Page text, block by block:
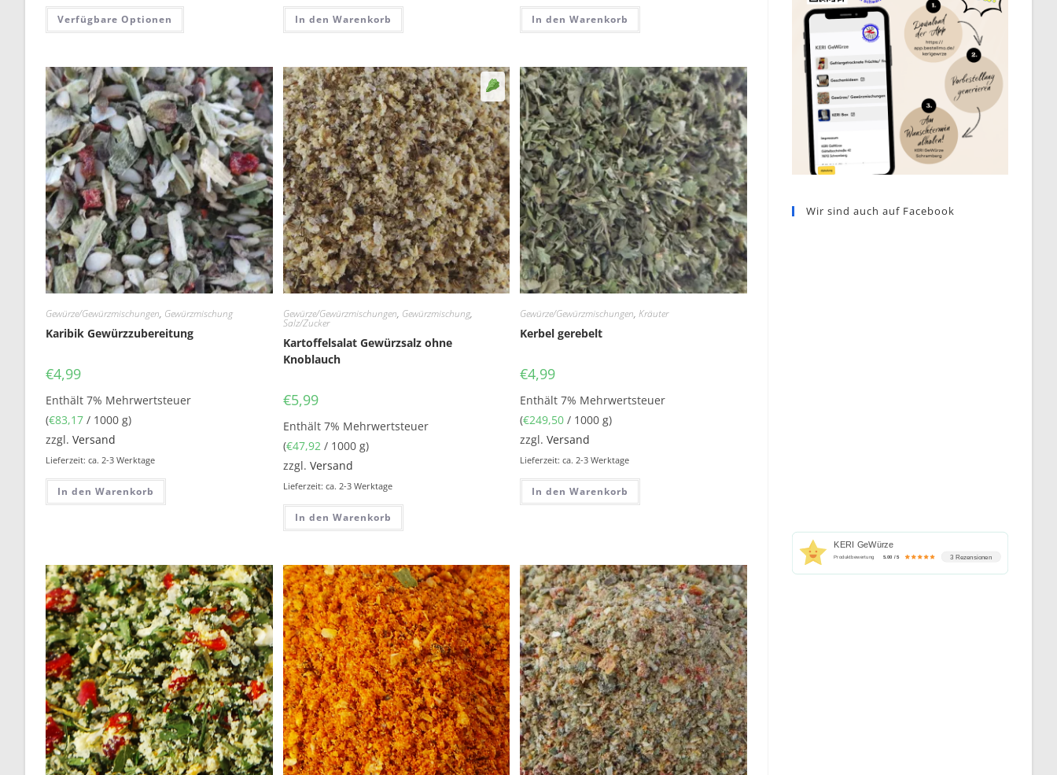
Verfügbare Optionen In den Warenkorb In den Warenkorb
Gewürze/Gewürzmischungen, Gewürzmischung
Karibik Gewürzzubereitung
€4,99
Enthält 7% Mehrwertsteuer
(€83,17 / 1000 g)
zzgl.Versand
Lieferzeit: ca. 2-3 Werktage
In den Warenkorb
Sellerie
Gewürze/Gewürzmischungen, Gewürzmischung,
Salz/Zucker
Kartoffelsalat Gewürzsalz ohne
Knoblauch
€5,99
Enthält 7% Mehrwertsteuer
(€47,92/ 1000 g)
zzgl. Versand
Lieferzeit: ca. 2-3 Werktage
In den Warenkorb
Gewürze/Gewürzmischungen, Kräuter
Kerbel gerebelt
€4,99
Enthält 7% Mehrwertsteuer
(€249,50/ 1000 g)
zzgl. Versand
Lieferzeit: ca. 2-3 Werktage
In den Warenkorb
Wir sind auch auf Facebook
KERI GeWürze
Produktbewertung 5.00 / 5 3 Rezensionen